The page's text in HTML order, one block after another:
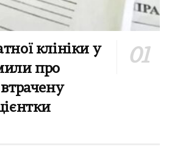
клініки у
про